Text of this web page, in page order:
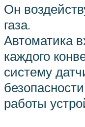
Он
газа.
Автоматика
каждого
систему
работы